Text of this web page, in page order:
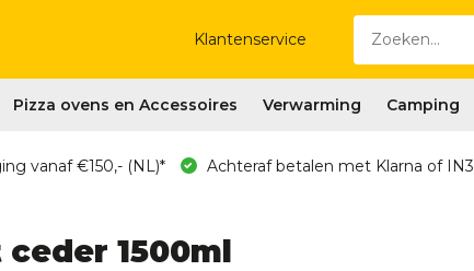
Klantenservice
Pizza ovens en Accessoires Verwarming Camping
vanaf €150,- (NL)* Achteraf betalen met Klarna of IN3
1500ml